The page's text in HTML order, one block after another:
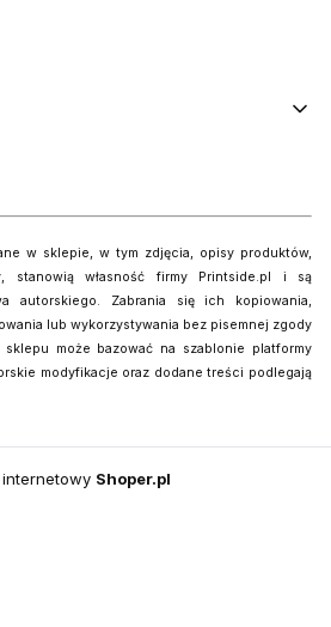
w sklepie, w tym zdjęcia, opisy produktów,
stanowią własność firmy Printside.pl i są
autorskiego. Zabrania się ich kopiowania,
lub wykorzystywania bez pisemnej zgody
sklepu może bazować na szablonie platformy
modyfikacje oraz dodane treści podlegają
internetowy Shoper.pl